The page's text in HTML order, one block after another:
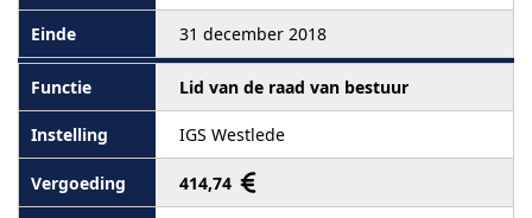
31 december 2018
Lid van de raad van bestuur
IGS Westlede
414,74